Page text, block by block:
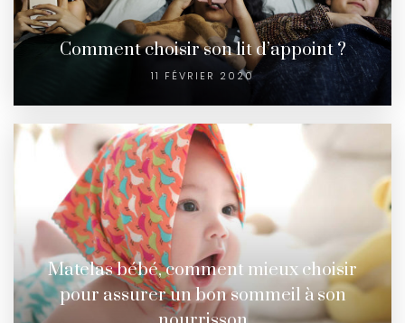
Comment choisir son lit d’appoint ?
11 FÉVRIER 2020
Matelas bébé, comment mieux choisir
pour assurer un bon sommeil à son